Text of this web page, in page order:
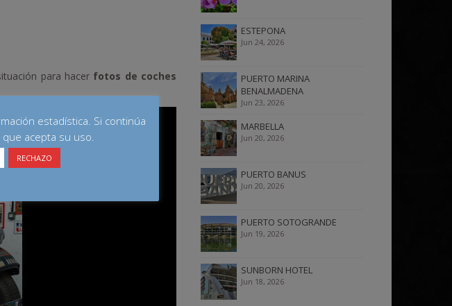
para hacer fotos de coches
ESTEPONA
Jun 24, 2026
PUERTO MARINA
BENALMADENA
Jun 23, 2026
MARBELLA
Jun 20, 2026
PUERTO BANUS
Jun 20, 2026
PUERTO SOTOGRANDE
Jun 19, 2026
SUNBORN HOTEL
Jun 18, 2026
estadística. Si continúa
acepta su uso.
RECHAZO